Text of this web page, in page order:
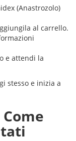
(Anastrozolo)
al carrello.
e attendi la
stesso e inizia a